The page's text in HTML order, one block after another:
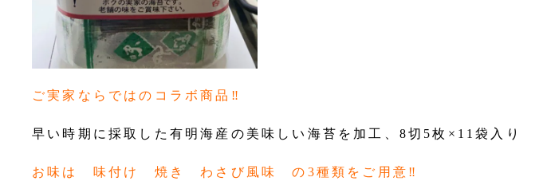
ご実家ならではのコラボ商品‼
早い時期に採取した有明海産の美味しい海苔を加工、8切5枚×11袋入り
お味は 味付け 焼き わさび風味 の3種類をご用意‼